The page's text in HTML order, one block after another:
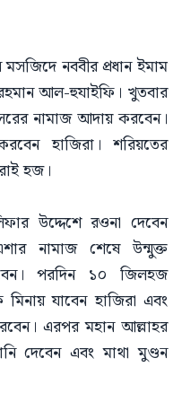
নববীর প্রধান ইমাম
আল-হুযাইফি। খুতবার
নামাজ আদায় করবেন।
হাজিরা। শরিয়তের
হজ।
উদ্দেশে রওনা দেবেন
নামাজ শেষে উন্মুক্ত
পরদিন ১০ জিলহজ
যাবেন হাজিরা এবং
এরপর মহান আল্লাহর
দেবেন এবং মাথা মুণ্ডন